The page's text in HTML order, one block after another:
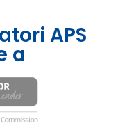
APS
a